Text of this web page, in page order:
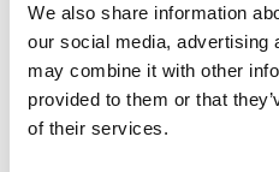
We also share information
our social media, advertising
may combine it with other
provided to them or that
of their services.
Technické údaje
Díky speciálně zesílenému
Mirka Progressive Bond™ pro